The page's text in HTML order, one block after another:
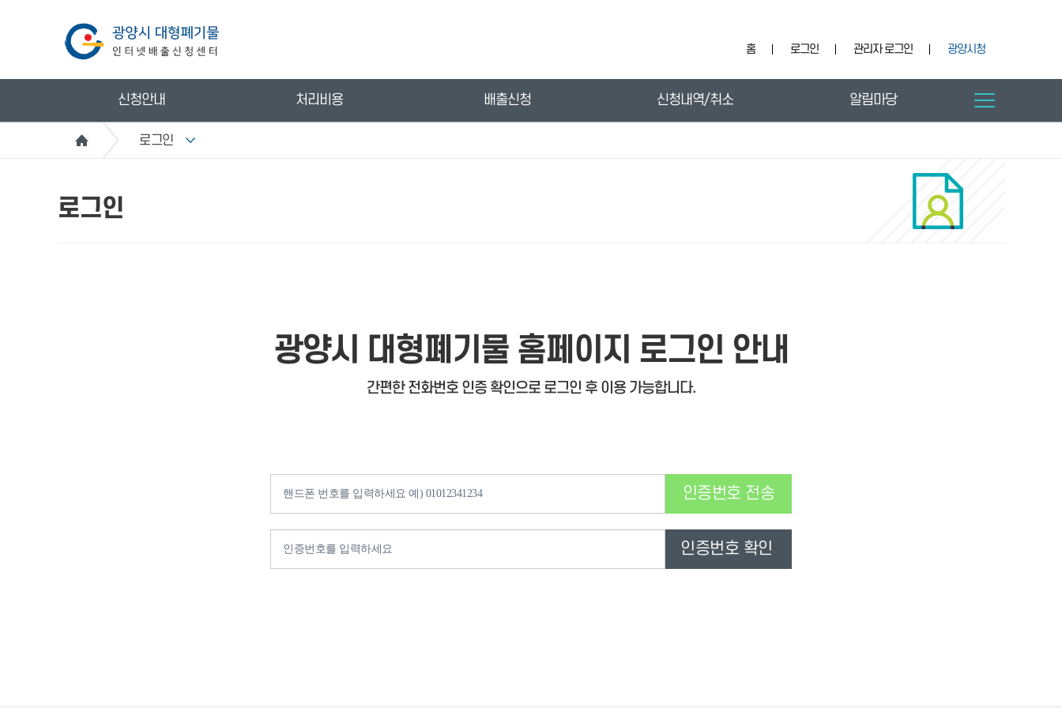
홈 로그인 관리자 로그인 광양시청
신청안내 처리비용 배출신청 신청내역/취소 알림마당
로그인
로그인
광양시 대형폐기물 홈페이지 로그인 안내
간편한 전화번호 인증 확인으로 로그인 후 이용 가능합니다.